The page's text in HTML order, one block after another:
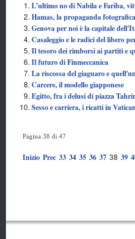
L’ultimo no di Nabila e Fariba,
Hamas, la propaganda
Genova per noi è la capitale
Casaleggio e le radici del libero
Il tesoro dei rimborsi ai partiti e
Il futuro di Finmeccanica
La riscossa del giaguaro e
Carcere, il modello giapponese
Egitto, fra i delusi di piazza
Sesso e carriera, i ricatti in
Pagina 38 di 47
Inizio Prec 33 34 35 36 37 38 39